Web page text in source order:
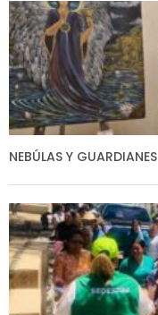
NEBÚLAS Y GUARDIANES